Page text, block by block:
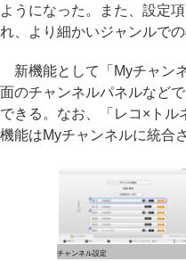
ようになった。また、設定
れ、より細かいジャンルで
新機能として「Myチャン
面のチャンネルパネルなど
できる。なお、「レコ×トル
機能はMyチャンネルに統合
チャンネル設定